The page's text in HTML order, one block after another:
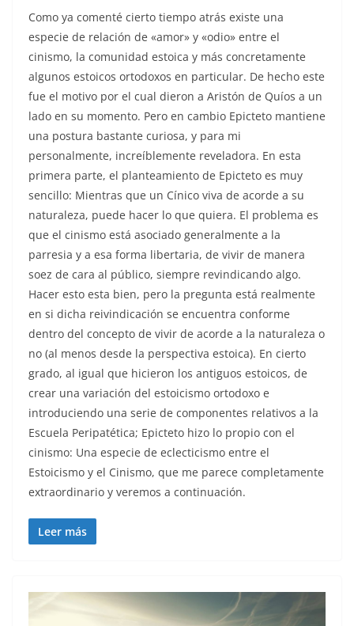
Como ya comenté cierto tiempo atrás existe una
especie de relación de «amor» y «odio» entre el
cinismo, la comunidad estoica y más concretamente
algunos estoicos ortodoxos en particular. De hecho este
fue el motivo por el cual dieron a Aristón de Quíos a un
lado en su momento. Pero en cambio Epicteto mantiene
una postura bastante curiosa, y para mi
personalmente, increíblemente reveladora. En esta
primera parte, el planteamiento de Epicteto es muy
sencillo: Mientras que un Cínico viva de acorde a su
naturaleza, puede hacer lo que quiera. El problema es
que el cinismo está asociado generalmente a la
parresia y a esa forma libertaria, de vivir de manera
soez de cara al público, siempre revindicando algo.
Hacer esto esta bien, pero la pregunta está realmente
en si dicha reivindicación se encuentra conforme
dentro del concepto de vivir de acorde a la naturaleza o
no (al menos desde la perspectiva estoica). En cierto
grado, al igual que hicieron los antiguos estoicos, de
crear una variación del estoicismo ortodoxo e
introduciendo una serie de componentes relativos a la
Escuela Peripatética; Epicteto hizo lo propio con el
cinismo: Una especie de eclecticismo entre el
Estoicismo y el Cinismo, que me parece completamente
extraordinario y veremos a continuación.
Leer más